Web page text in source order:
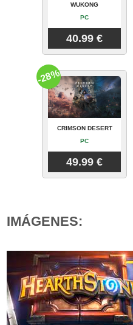
WUKONG
PC
40.99 €
CRIMSON DESERT
PC
49.99 €
-28%
IMÁGENES: